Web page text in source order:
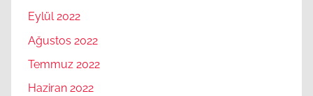
Eylül 2022
Ağustos 2022
Temmuz 2022
Haziran 2022